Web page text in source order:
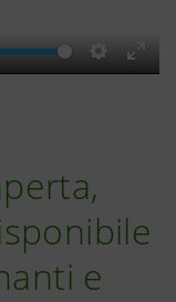
Settings
e